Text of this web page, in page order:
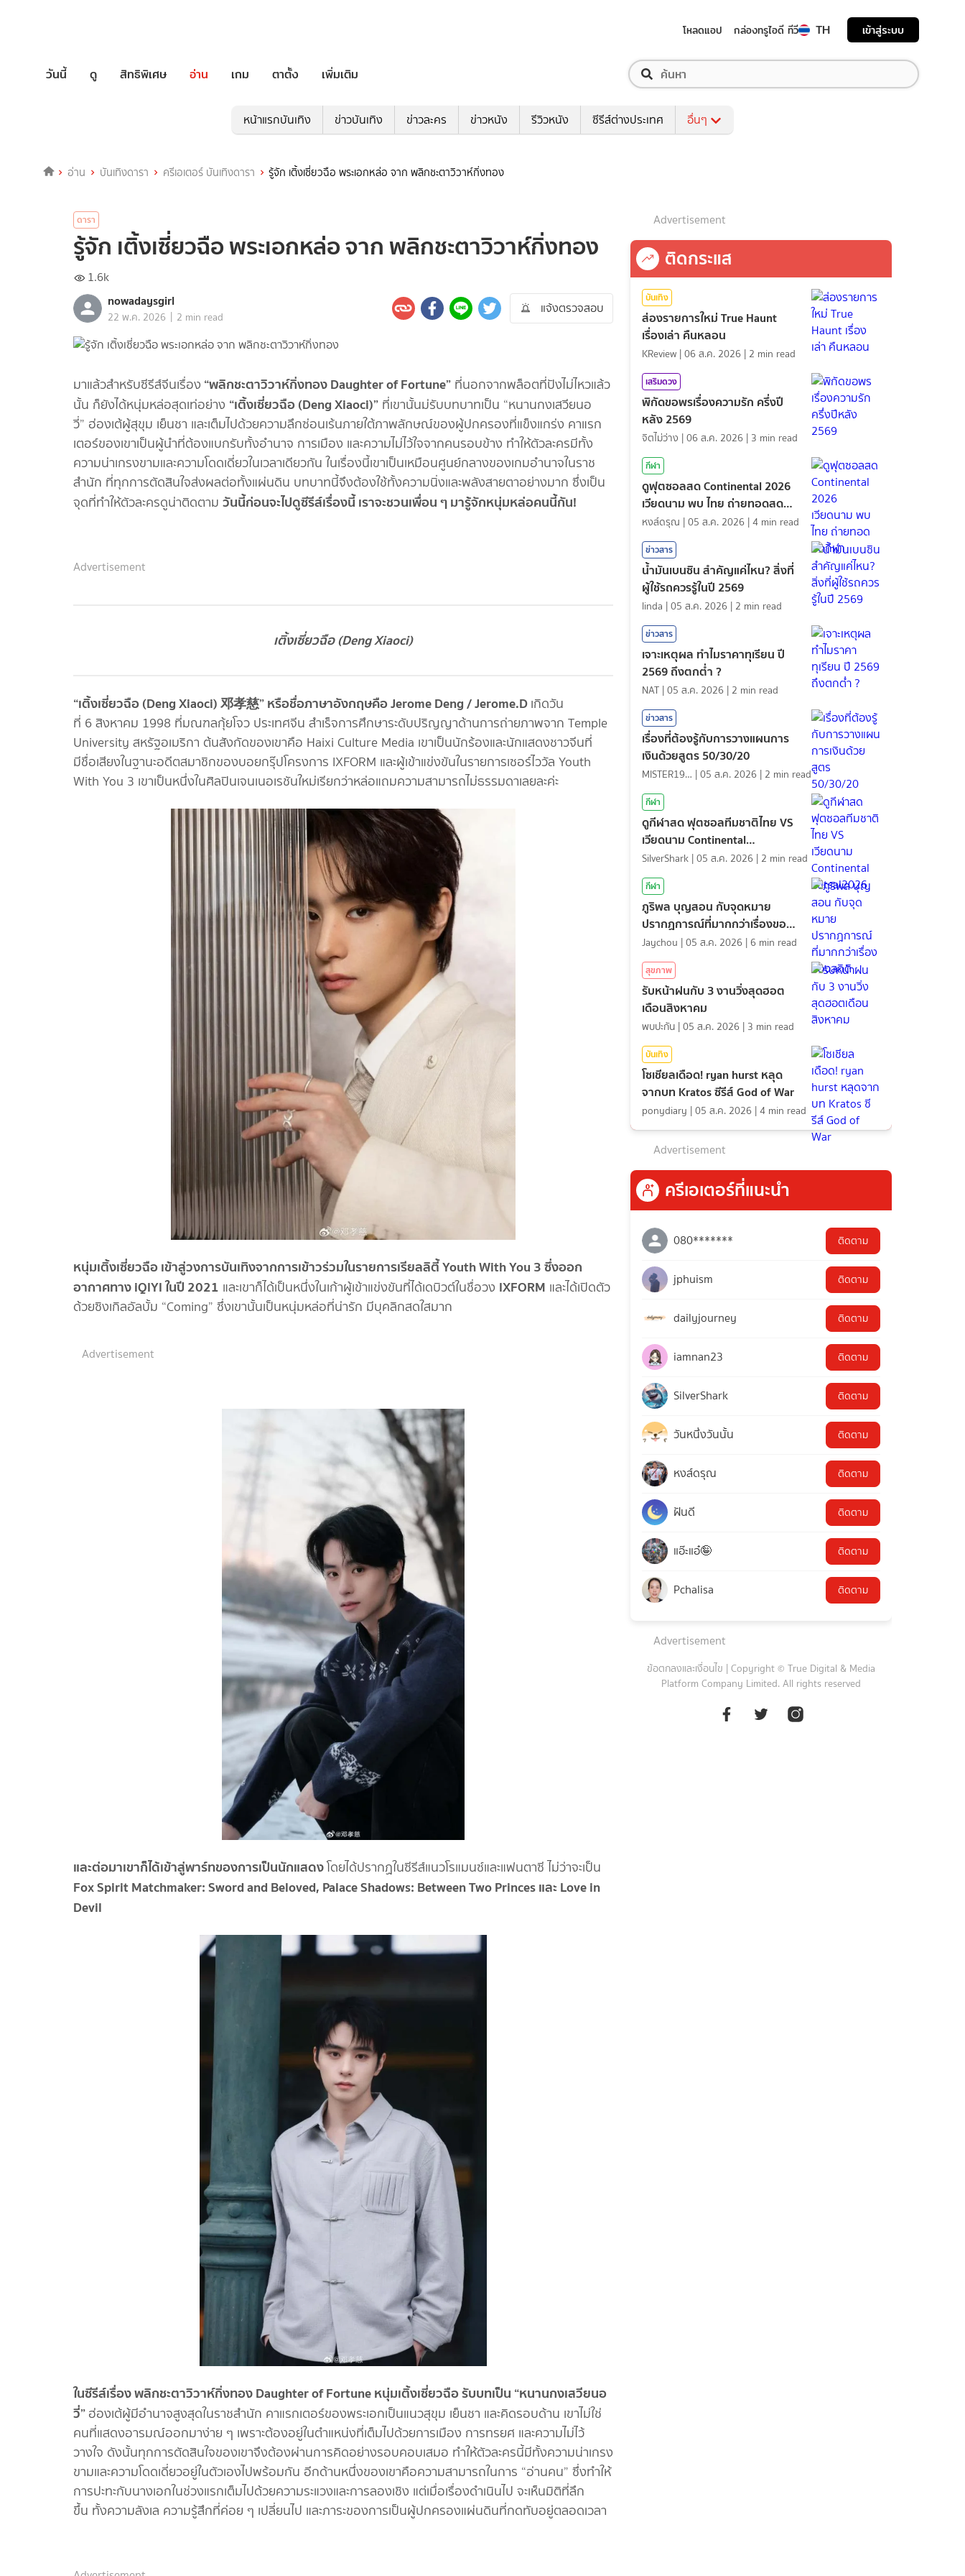
โหลดแอป กล่องทรูไอดี ทีวี TH เข้าสู่ระบบ
วันนี้ ดู สิทธิพิเศษ อ่าน เกม ตาตั้ง เพิ่มเติม
หน้าแรกบันเทิง ข่าวบันเทิง ข่าวละคร ข่าวหนัง รีวิวหนัง ซีรีส์ต่างประเทศ อื่นๆ
อ่าน บันเทิงดารา ครีเอเตอร์ บันเทิงดารา รู้จัก เติ้งเซี่ยวฉือ พระเอกหล่อ จาก พลิกชะตาวิวาห์กิ่งทอง
ดารา
รู้จัก เติ้งเซี่ยวฉือ พระเอกหล่อ จาก พลิกชะตาวิวาห์กิ่งทอง
1.6k
nowadaysgirl
22 พ.ค. 2026 | 2 min read
แจ้งตรวจสอบ
มาแล้วสำหรับซีรีส์จีนเรื่อง “พลิกชะตาวิวาห์กิ่งทอง Daughter of Fortune” ที่นอกจากพล็อตที่ปังไม่ไหวแล้ว
นั้น ก็ยังได้หนุ่มหล่อสุดเท่อย่าง “เติ้งเซี่ยวฉือ (Deng Xiaoci)” ที่เขานั้นม่รับบทบาทเป็น “หนานกงเสวียนอ
วี่” ฮ่องเต้ผู้สุขุม เย็นชา และเต็มไปด้วยความลึกซ่อนเร้นภายใต้ภาพลักษณ์ของผู้ปกครองที่แข็งแกร่ง คาแรก
เตอร์ของเขาเป็นผู้นำที่ต้องแบกรับทั้งอำนาจ การเมือง และความไม่ไว้ใจจากคนรอบข้าง ทำให้ตัวละครมีทั้ง
ความน่าเกรงขามและความโดดเดี่ยวในเวลาเดียวกัน ในเรื่องนี้เขาเป็นเหมือนศูนย์กลางของเกมอำนาจในราช
สำนัก ที่ทุกการตัดสินใจส่งผลต่อทั้งแผ่นดิน บทบาทนี้จึงต้องใช้ทั้งความนิ่งและพลังสายตาอย่างมาก ซึ่งเป็น
จุดที่ทำให้ตัวละครดูน่าติดตาม วันนี้ก่อนจะไปดูซีรีส์เรื่องนี้ เราจะชวนเพื่อน ๆ มารู้จักหนุ่มหล่อคนนี้กัน!
Advertisement
เติ้งเซี่ยวฉือ (Deng Xiaoci)
“เติ้งเซี่ยวฉือ (Deng Xiaoci) 邓孝慈” หรือชื่อภาษาอังกฤษคือ Jerome Deng / Jerome.Dเกิดวัน
ที่ 6 สิงหาคม 1998 ที่มณฑลกุ้ยโจว ประเทศจีน สำเร็จการศึกษาระดับปริญญาด้านการถ่ายภาพจาก Temple
University สหรัฐอเมริกา ต้นสังกัดของเขาคือ Haixi Culture Media เขาเป็นนักร้องและนักแสดงชาวจีนที่
มีชื่อเสียงในฐานะอดีตสมาชิกของบอยกรุ๊ปโครงการ IXFORM และผู้เข้าแข่งขันในรายการเซอร์ไววัล Youth
With You 3 เขาเป็นหนึ่งในศิลปินเจนเนอเรชันใหม่เรียกว่าหล่อแถมความสามารถไม่ธรรมดาเลยละค่ะ
หนุ่มเติ้งเซี่ยวฉือ เข้าสู่วงการบันเทิงจากการเข้าวร่วมในรายการเรียลลิตี้ Youth With You 3 ซึ่งออก
อากาศทาง iQIYI ในปี 2021 และเขาก็ได้เป็นหนึ่งในเก้าผู้เข้าแข่งขันที่ได้เดบิวต์ในชื่อวง IXFORM และได้เปิดตัว
ด้วยซิงเกิลอัลบั้ม “Coming” ซึ่งเขานั้นเป็นหนุ่มหล่อที่น่ารัก มีบุคลิกสดใสมาก
Advertisement
และต่อมาเขาก็ได้เข้าสู่พาร์ทของการเป็นนักแสดงโดยได้ปรากฏในซีรีส์แนวโรแมนซ์และแฟนตาซี ไม่ว่าจะเป็น
Fox Spirit Matchmaker: Sword and Beloved, Palace Shadows: Between Two Princes และ Love in
Devil
ในซีรีส์เรื่อง พลิกชะตาวิวาห์กิ่งทอง Daughter of Fortune หนุ่มเติ้งเซี่ยวฉือ รับบทเป็น “หนานกงเสวียนอ
วี่”ฮ่องเต้ผู้มีอำนาจสูงสุดในราชสำนัก คาแรกเตอร์ของพระเอกเป็นแนวสุขุม เย็นชา และคิดรอบด้าน เขาไม่ใช่
คนที่แสดงอารมณ์ออกมาง่าย ๆ เพราะต้องอยู่ในตำแหน่งที่เต็มไปด้วยการเมือง การทรยศ และความไม่ไว้
วางใจ ดังนั้นทุกการตัดสินใจของเขาจึงต้องผ่านการคิดอย่างรอบคอบเสมอ ทำให้ตัวละครนี้มีทั้งความน่าเกรง
ขามและความโดดเดี่ยวอยู่ในตัวเองไปพร้อมกัน อีกด้านหนึ่งของเขาคือความสามารถในการ “อ่านคน” ซึ่งทำให้
การปะทะกับนางเอกในช่วงแรกเต็มไปด้วยความระแวงและการลองเชิง แต่เมื่อเรื่องดำเนินไป จะเห็นมิติที่ลึก
ขึ้น ทั้งความลังเล ความรู้สึกที่ค่อย ๆ เปลี่ยนไป และภาระของการเป็นผู้ปกครองแผ่นดินที่กดทับอยู่ตลอดเวลา
Advertisement
ติดกระแส
บันเทิง
ส่องรายการใหม่ True Haunt
เรื่องเล่า คืนหลอน
KReview |06 ส.ค. 2026 | 2 min read
เสริมดวง
พิกัดขอพรเรื่องความรัก ครึ่งปี
หลัง 2569
จิตไม่ว่าง |06 ส.ค. 2026 | 3 min read
กีฬา
ดูฟุตซอลสด Continental 2026
เวียดนาม พบ ไทย ถ่ายทอดสด
กีฬา
หงส์ดรุณ |05 ส.ค. 2026 |4 min read
ข่าวสาร
น้ำมันเบนซิน สำคัญแค่ไหน? สิ่งที่
ผู้ใช้รถควรรู้ในปี 2569
linda |05 ส.ค. 2026 | 2 min read
ข่าวสาร
เจาะเหตุผล ทำไมราคาทุเรียน ปี
2569 ถึงตกต่ำ ?
NAT |05 ส.ค. 2026 | 2 min read
ข่าวสาร
เรื่องที่ต้องรู้กับการวางแผนการ
เงินด้วยสูตร 50/30/20
MISTER1997 |05 ส.ค. 2026 | 2 min read
กีฬา
ดูกีฬาสด ฟุตซอลทีมชาติไทย VS
เวียดนาม Continental
Futsal2026
SilverShark |05 ส.ค. 2026 | 2 min read
กีฬา
ภูริพล บุญสอน กับจุดหมาย
ปรากฏการณ์ที่มากกว่าเรื่องของ
สถิติ
Jaychou |05 ส.ค. 2026 | 6 min read
สุขภาพ
รับหน้าฝนกับ 3 งานวิ่งสุดฮอต
เดือนสิงหาคม
พบปะกัน |05 ส.ค. 2026 | 3 min read
บันเทิง
โซเชียลเดือด! ryan hurst หลุด
จากบท Kratos ซีรีส์ God of War
ponydiary |05 ส.ค. 2026 |4 min read
Advertisement
ครีเอเตอร์ที่แนะนำ
080******* ติดตาม
jphuism ติดตาม
dailyjourney ติดตาม
iamnan23 ติดตาม
SilverShark ติดตาม
วันหนึ่งวันนั้น ติดตาม
หงส์ดรุณ ติดตาม
ฝันดี ติดตาม
แอ๊ะแอ๋🤪 ติดตาม
Pchalisa ติดตาม
Advertisement
ข้อตกลงและเงื่อนไข | Copyright © True Digital & Media
Platform Company Limited. All rights reserved